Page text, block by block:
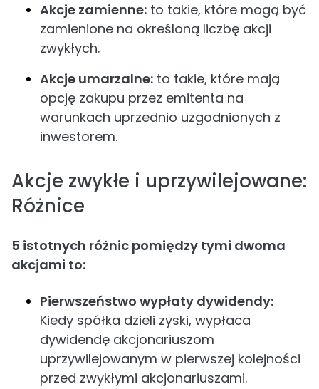
Akcje zamienne: to takie, które mogą być
zamienione na określoną liczbę akcji
zwykłych.
Akcje umarzalne: to takie, które mają
opcję zakupu przez emitenta na
warunkach uprzednio uzgodnionych z
inwestorem.
Akcje zwykłe i uprzywilejowane:
Różnice
5 istotnych różnic pomiędzy tymi dwoma
akcjami to:
Pierwszeństwo wypłaty dywidendy:
Kiedy spółka dzieli zyski, wypłaca
dywidendę akcjonariuszom
uprzywilejowanym w pierwszej kolejności
przed zwykłymi akcjonariuszami.